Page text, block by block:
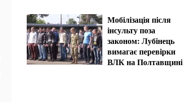
Мобілізація після
інсульту поза
законом: Лубінець
вимагає перевірки
ВЛК на Полтавщині